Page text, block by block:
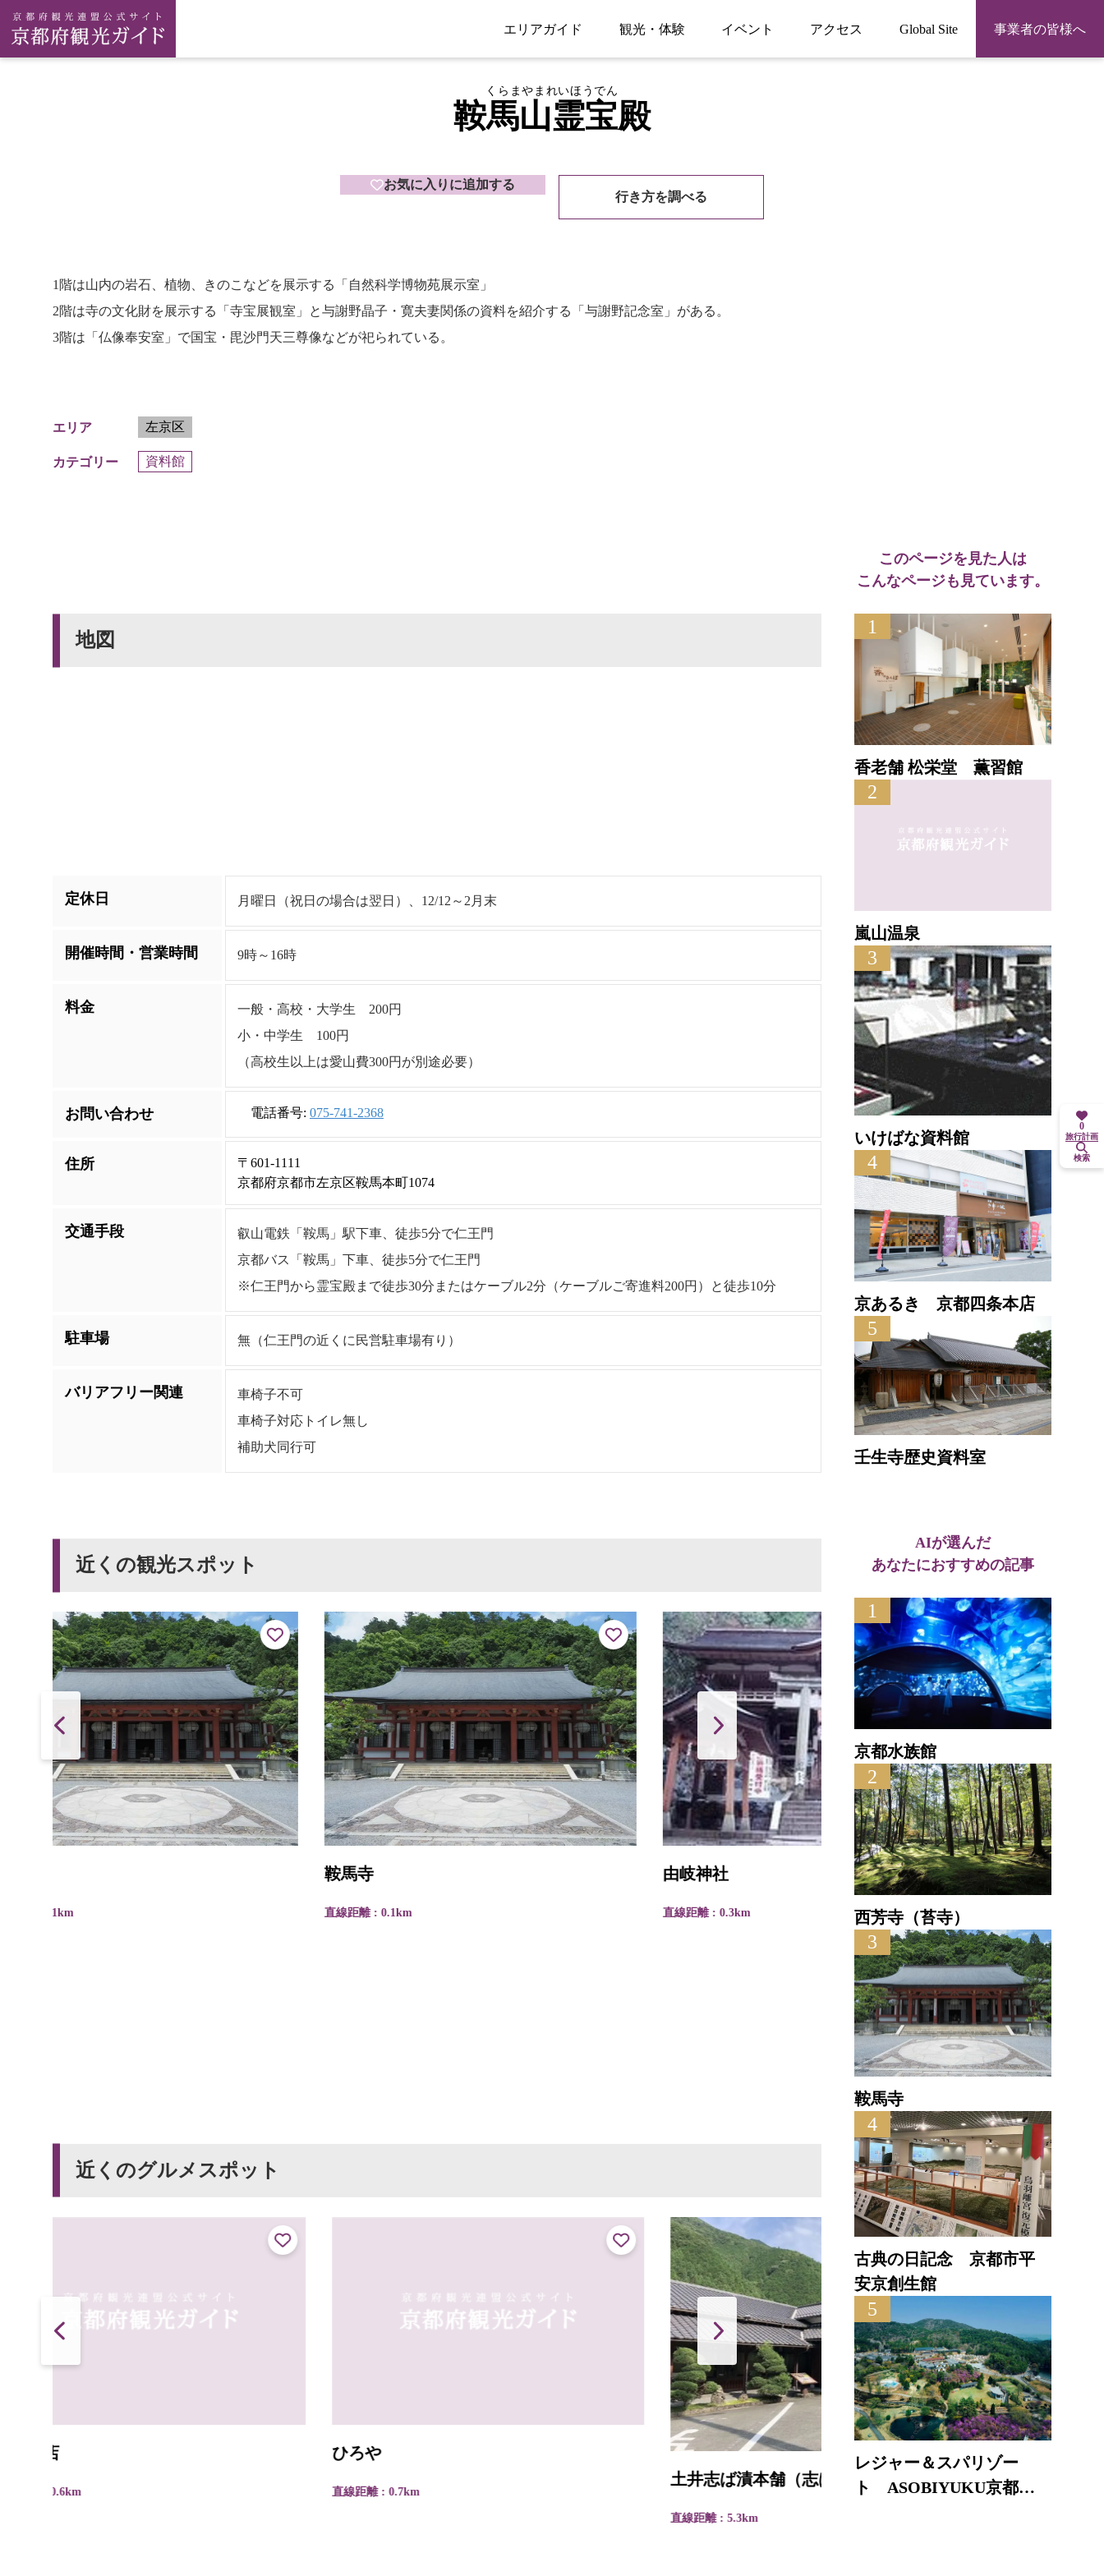
エリアガイド 観光・体験 イベント アクセス Global Site 事業者の皆様へ
鞍馬山霊宝殿
くらまやまれいほうでん
お気に入りに追加する
行き方を調べる
1階は山内の岩石、植物、きのこなどを展示する「自然科学博物苑展示室」
2階は寺の文化財を展示する「寺宝展観室」と与謝野晶子・寛夫妻関係の資料を紹介する「与謝野記念室」がある。
3階は「仏像奉安室」で国宝・毘沙門天三尊像などが祀られている。
エリア 左京区
カテゴリー 資料館
地図
定休日 月曜日（祝日の場合は翌日）、12/12～2月末
開催時間・営業時間 9時～16時
料金
一般・高校・大学生 200円
小・中学生 100円
（高校生以上は愛山費300円が別途必要）
お問い合わせ 電話番号: 075-741-2368
住所
〒601-1111
京都府京都市左京区鞍馬本町1074
交通手段
叡山電鉄「鞍馬」駅下車、徒歩5分で仁王門
京都バス「鞍馬」下車、徒歩5分で仁王門
※仁王門から霊宝殿まで徒歩30分またはケーブル2分（ケーブルご寄進料200円）と徒歩10分
駐車場 無（仁王門の近くに民営駐車場有り）
バリアフリー関連
車椅子不可
車椅子対応トイレ無し
補助犬同行可
近くの観光スポット
奥の院魔王殿
近くのグルメスポット
芹生
直線距離 : 5.8km
このページを見た人は
こんなページも見ています。
1
香老舗 松栄堂 薫習館
2
嵐山温泉
3
いけばな資料館
4
京あるき 京都四条本店
5
壬生寺歴史資料室
AIが選んだ
あなたにおすすめの記事
1
京都水族館
2
西芳寺（苔寺）
3
鞍馬寺
4
古典の日記念 京都市平
安京創生館
5
レジャー＆スパリゾー
ト ASOBIYUKU京都る
0
旅行計画
検索